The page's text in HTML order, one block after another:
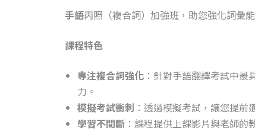
手語丙照（複合詞）加強班，助您強化詞彙
課程特色
專注複合詞強化：針對手語翻譯考試中最
力。
模擬考試衝刺 ：透過模擬考試，讓您提
學習不間斷：課程提供上課影片與老師的